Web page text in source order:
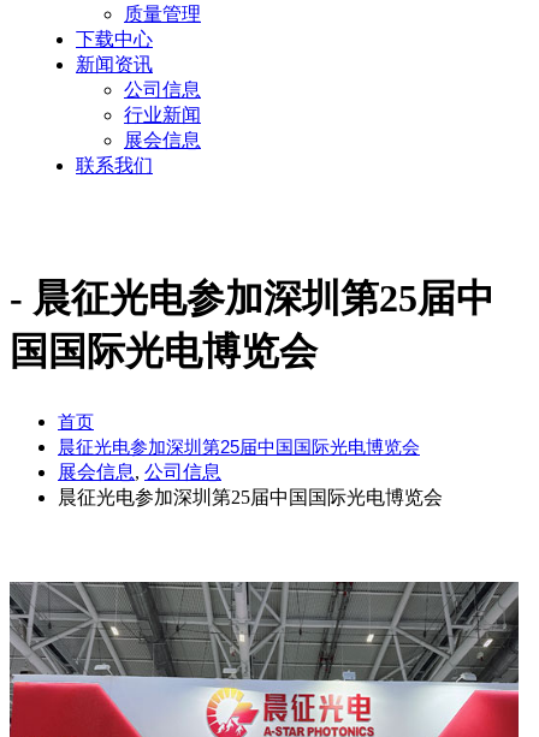
质量管理
下载中心
新闻资讯
公司信息
行业新闻
展会信息
联系我们
晨征光电参加深圳第25届中
国国际光电博览会
首页
晨征光电参加深圳第25届中国国际光电博览会
展会信息, 公司信息
晨征光电参加深圳第25届中国国际光电博览会